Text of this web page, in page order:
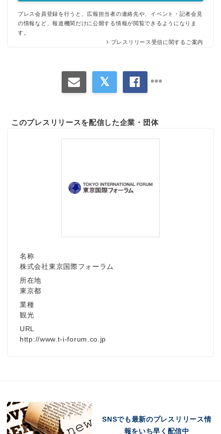
プレス会員登録を行うと、広報担当者の連絡先や、イベント・記者会見
の情報など、報道機関だけに公開する情報が閲覧できるようになりま
す。
プレスリリース受信に関するご案内
このプレスリリースを配信した企業・団体
名称
株式会社東京国際フォーラム
所在地
東京都
業種
観光
URL
http://www.t-i-forum.co.jp
SNSでも最新のプレスリリース情
報をいち早く配信中